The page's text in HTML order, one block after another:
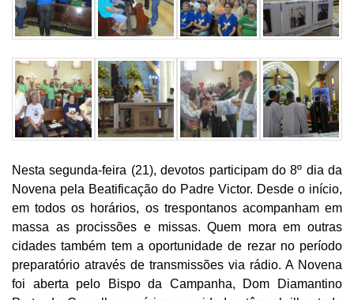
Nesta segunda-feira (21), devotos participam do 8º dia da
Novena pela Beatificação do Padre Victor. Desde o início,
em todos os horários, os trespontanos acompanham em
massa as procissões e missas. Quem mora em outras
cidades também tem a oportunidade de rezar no período
preparatório através de transmissões via rádio. A Novena
foi aberta pelo Bispo da Campanha, Dom Diamantino